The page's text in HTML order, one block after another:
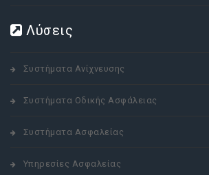
Λύσεις
Συστήματα Ανίχνευσης
Συστήματα Οδικής Ασφάλειας
Συστήματα Ασφαλείας
Υπηρεσίες Ασφαλείας